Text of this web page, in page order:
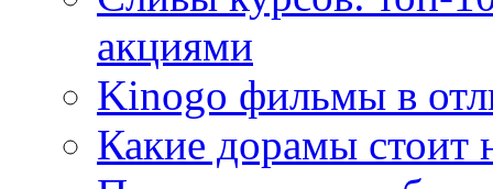
акциями
Kinogo фильмы в
Какие дорамы стоит